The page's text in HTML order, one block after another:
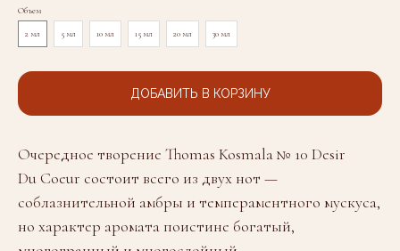
Объем
2 мл 5 мл 10 мл 15 мл 20 мл 30 мл
ДОБАВИТЬ В КОРЗИНУ
Очередное творение Thomas Kosmala № 10 Desir
Du Coeur состоит всего из двух нот —
соблазнительной амбры и темпераментного мускуса,
но характер аромата поистине богатый,